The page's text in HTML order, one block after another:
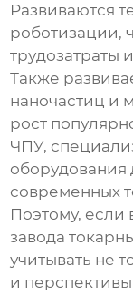
Развиваются
роботизации,
трудозатраты
Также
наночастиц и
рост
ЧПУ,
оборудования
современных
Поэтому, если
завода
учитывать не
и